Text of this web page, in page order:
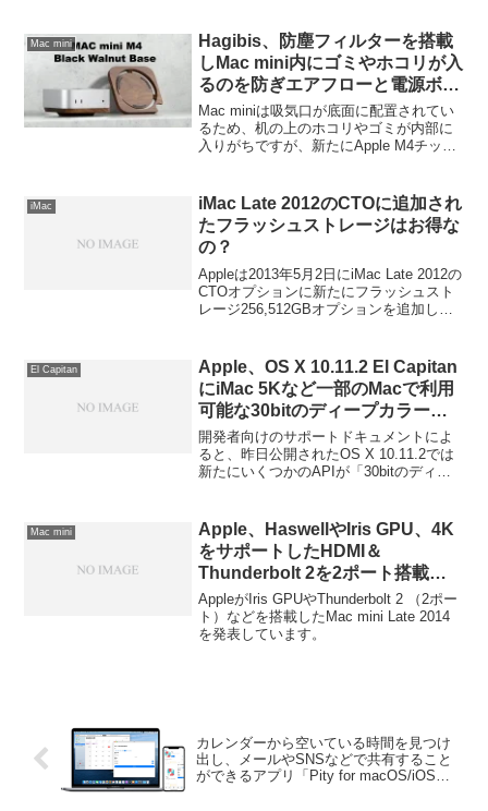
Photoshopで「30bit（RGB各10bit）ディ
スプレイ」をサポートしたとPetaPixelや
Mac Perfomance Guideが伝えています。
Mac mini
Hagibis、防塵フィルターを搭載
しMac mini内にゴミやホコリが入
るのを防ぎエアフローと電源ボタ
ンへのアクセススペースを確保で
きる木製スタンド「Mac mini M4
Walnut Stand」を発売。
Mac miniは吸気口が底面に配置されてい
るため、机の上のホコリやゴミが内部に
入りがちですが、新たにApple M4チップ
Mac mini M4 Walnut Stand (MMP04)」が
発売されています。
iMac
iMac Late 2012のCTOに追加され
たフラッシュストレージはお得な
の？
Appleは2013年5月2日にiMac Late 2012の
CTOオプションに新たにフラッシュスト
レージ256,512GBオプションを追加し
か？詳細は以下から。
El Capitan
Apple、OS X 10.11.2 El Capitan
にiMac 5Kなど一部のMacで利用
可能な30bitのディープカラーや
DCI-P3の色域をサポートしたAPI
を追加。
開発者向けのサポートドキュメントによ
ると、昨日公開されたOS X 10.11.2では
新たにいくつかのAPIが「30bitのディー
APIを利用してこれを利用できるようにな
っているそうです。
Mac mini
Apple、HaswellやIris GPU、4K
をサポートしたHDMI＆
Thunderbolt 2を2ポート搭載し
たMac mini（Late 2014）を発
表。価格は52,800円から。
AppleがIris GPUやThunderbolt 2 （2ポー
ト）などを搭載したMac mini Late 2014
を発表しています。
カレンダーから空いている時間を見つけ
出し、メールやSNSなどで共有すること
ができるアプリ「Pity for macOS/iOS」